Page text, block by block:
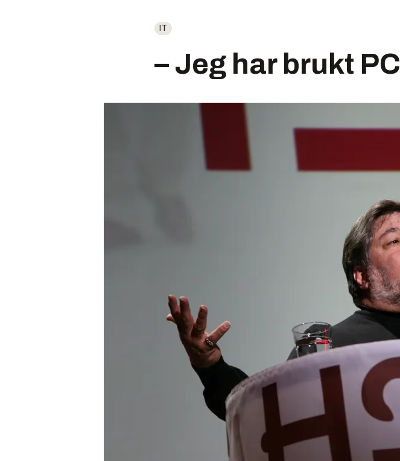
IT
– Jeg har brukt PC